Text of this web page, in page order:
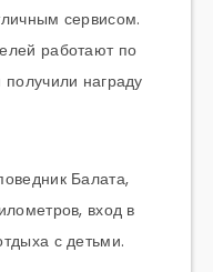
сервисом.
работают по
награду
Балата,
вход в
с детьми.